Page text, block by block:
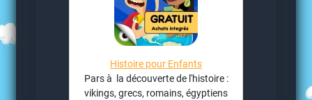
Histoire pour Enfants
Pars à la découverte de l'histoire :
vikings, grecs, romains, égyptiens